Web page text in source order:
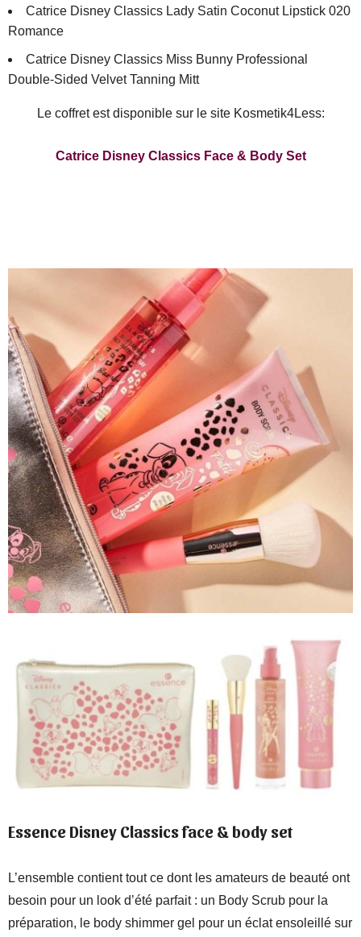
Catrice Disney Classics Lady Satin Coconut Lipstick 020
Romance
Catrice Disney Classics Miss Bunny Professional
Double-Sided Velvet Tanning Mitt
Le coffret est disponible sur le site Kosmetik4Less:
Catrice Disney Classics Face & Body Set
Essence Disney Classics face & body set
L’ensemble contient tout ce dont les amateurs de beauté ont
besoin pour un look d’été parfait : un Body Scrub pour la
préparation, le body shimmer gel pour un éclat ensoleillé sur